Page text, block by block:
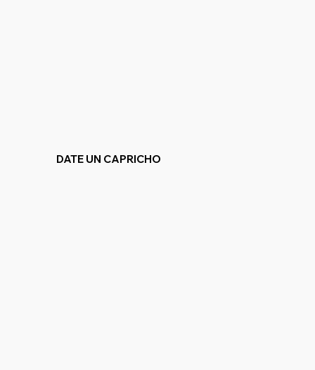
DATE UN CAPRICHO